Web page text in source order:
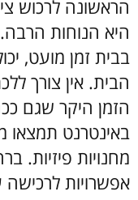
הראשונה לרכוש
היא הנוחות
בבית זמן מועט,
הבית. אין צורך
הזמן היקר שגם
באינטרנט תמצאו
מחנויות פיזיות.
אפשרויות